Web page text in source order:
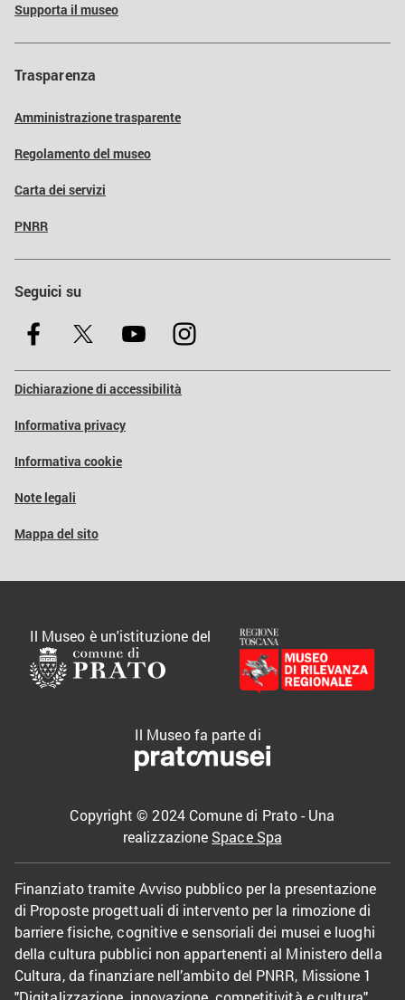
Supporta il museo
Trasparenza
Amministrazione trasparente
Regolamento del museo
Carta dei servizi
PNRR
Seguici su
Dichiarazione di accessibilità
Informativa privacy
Informativa cookie
Note legali
Mappa del sito
Il Museo è un'istituzione del
Il Museo fa parte di
Copyright © 2024 Comune di Prato - Una
realizzazione Space Spa
Finanziato tramite Avviso pubblico per la presentazione
di Proposte progettuali di intervento per la rimozione di
barriere fisiche, cognitive e sensoriali dei musei e luoghi
della cultura pubblici non appartenenti al Ministero della
Cultura, da finanziare nell’ambito del PNRR, Missione 1